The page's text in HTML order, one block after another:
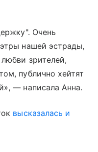
Очень
нашей эстрады,
зрителей,
публично хейтят
— написала Анна.
высказалась и